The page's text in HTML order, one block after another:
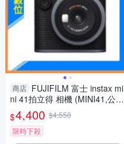
商店 FUJIFILM 富士 instax mi
ni 41拍立得 相機 (MINI41,公司
貨)含空白底片40張
$4,400 $4,550
限時下殺